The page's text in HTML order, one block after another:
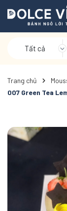
Tất cả
Trang chủ
007 Green Tea